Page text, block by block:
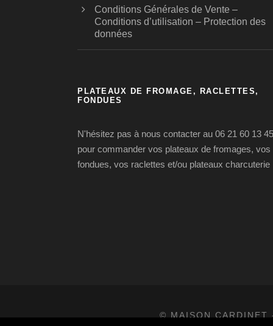
Conditions Générales de Vente –
Conditions d’utilisation – Protection des
données
PLATEAUX DE FROMAGE, RACLETTES,
FONDUES
N'hésitez pas à nous contacter au 06 21 60 13 45
pour commander vos plateaux de fromages, vos
fondues, vos raclettes et/ou plateaux charcuterie
© MAISON CARDINET